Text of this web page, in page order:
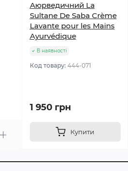
Аюрведичний La
Sultane De Saba Crème
Lavante pour les Mains
Ayurvédique
В наявності
Код товару: 444-071
1 950 грн
Купити